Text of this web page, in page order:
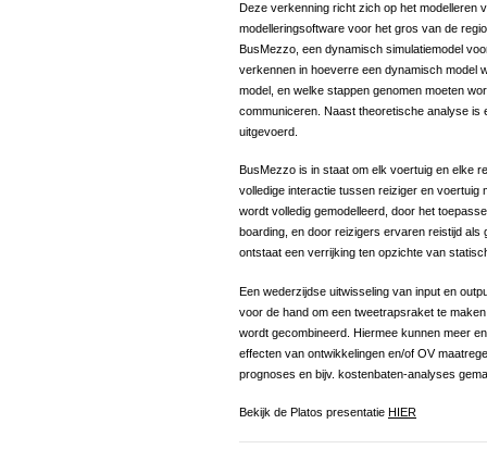
Deze verkenning richt zich op het modelleren
modelleringsoftware voor het gros van de
BusMezzo, een dynamisch simulatiemodel
verkennen in hoeverre een dynamisch model
model, en welke stappen genomen moeten
communiceren. Naast theoretische analyse
uitgevoerd.
BusMezzo is in staat om elk voertuig en elke
volledige interactie tussen reiziger en voertuig
wordt volledig gemodelleerd, door het
boarding, en door reizigers ervaren reistijd
ontstaat een verrijking ten opzichte van
Een wederzijdse uitwisseling van input en
voor de hand om een tweetrapsraket te
wordt gecombineerd. Hiermee kunnen meer
effecten van ontwikkelingen en/of OV
prognoses en bijv. kostenbaten-analyses
Bekijk de Platos presentatie HIER